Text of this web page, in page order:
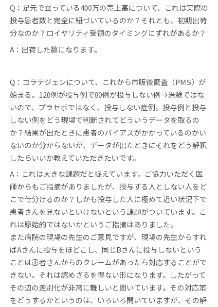
Q：足元で立っている400万の売上高について、これは実際の
投与患者数と完全に紐づいているのか？それとも、初期出荷
分なのか？ロイヤリティ受領のタイミングにずれがあるか？
A：出荷した数になります。
Q：コラテジェンについて、これから市販後調査（PMS）が
始まる。120例が投与例で80例が投与しない例⇒治験ではな
いので、プラセボではなく、投与しない症例。投与例と投与
しない例をどう現場で判断されてどういうデータを取るの
か？結果が出たときに患者のバイアスがかかっているのかい
ないのか分からないが、データが出たときにそれをどう解釈
したらいいか教えていただきたいです。
A：これは大きな課題だと捉えています。ご協力いただく医
師からもご指摘がありましたが、投与する人としない人をど
こで仕分けるのか？しかも投与した人に極めて近い状況下で
患者さんを見ないといけないという課題がついています。こ
れは原始的ではないかというご指摘はありました。
また病院の現場の先生のご意見ですが、現場の先生からすれ
ばAさんに投与をほどこし、同じBさんに投与しないという
ことは患者さんからのクレームがあったら対応することがで
きない。それは認めざるを得ない形になります。したがって
その辺の差別化が非常に難しいと聞いています。その対応策
をどうするかというのは、いろいろ聞いていますが、その解